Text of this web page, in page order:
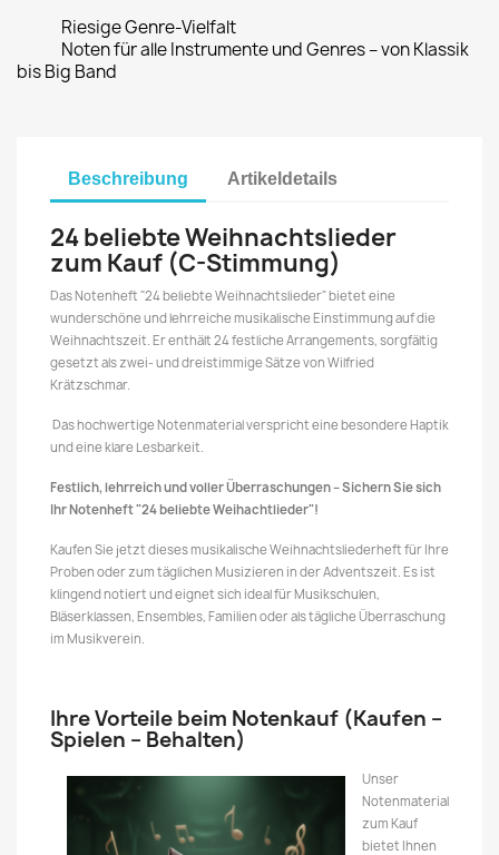
Riesige Genre-Vielfalt
Noten für alle Instrumente und Genres – von Klassik
bis Big Band
Beschreibung Artikeldetails
24 beliebte Weihnachtslieder
zum Kauf (C-Stimmung)
Das Notenheft "24 beliebte Weihnachtslieder" bietet eine
wunderschöne und lehrreiche musikalische Einstimmung auf die
Weihnachtszeit. Er enthält 24 festliche Arrangements, sorgfältig
gesetzt als zwei- und dreistimmige Sätze von Wilfried
Krätzschmar.
Das hochwertige Notenmaterial verspricht eine besondere Haptik
und eine klare Lesbarkeit.
Festlich, lehrreich und voller Überraschungen – Sichern Sie sich
Ihr Notenheft "24 beliebte Weihachtlieder"!
Kaufen Sie jetzt dieses musikalische Weihnachtsliederheft für Ihre
Proben oder zum täglichen Musizieren in der Adventszeit. Es ist
klingend notiert und eignet sich ideal für Musikschulen,
Bläserklassen, Ensembles, Familien oder als tägliche Überraschung
im Musikverein.
Ihre Vorteile beim Notenkauf (Kaufen –
Spielen – Behalten)
Unser
Notenmaterial
zum Kauf
bietet Ihnen